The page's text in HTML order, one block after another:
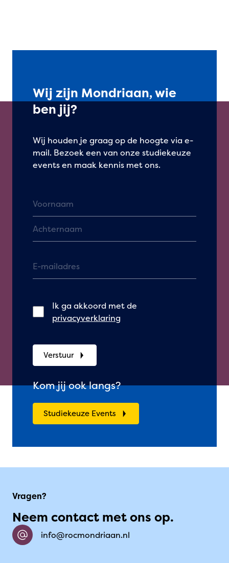
Wij zijn Mondriaan, wie
ben jij?
Wij houden je graag op de hoogte via e-
mail. Bezoek een van onze studiekeuze
events en maak kennis met ons.
Ik ga akkoord met de
privacyverklaring
Verstuur
Kom jij ook langs?
Studiekeuze Events
Vragen?
Neem contact met ons op.
info@rocmondriaan.nl